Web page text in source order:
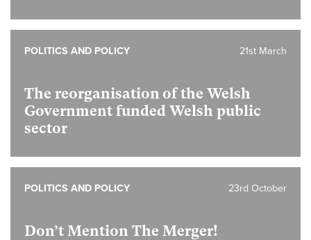
The reorganisation of the Welsh
Government funded Welsh public
sector
21st March
POLITICS AND POLICY
Don’t Mention The Merger!
23rd October
POLITICS AND POLICY